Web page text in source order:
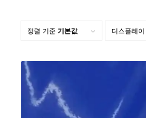
정렬 기준 기본값 디스플레이